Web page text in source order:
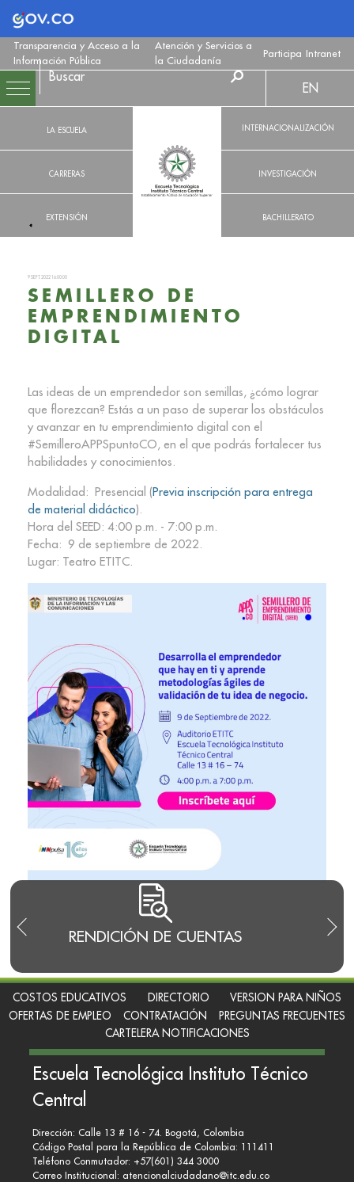
Logo Gobierno de Colombia
Transparencia y Acceso a la
Información Pública
Atención y Servicios a
la Ciudadanía
Participa Intranet
LA ESCUELA
CARRERAS
EXTENSIÓN
EN
INTERNACIONALIZACIÓN
INVESTIGACIÓN
BACHILLERATO
RENDICIÓN DE CUENTAS
9 SEPT. 2022 16:00:00
SEMILLERO DE
EMPRENDIMIENTO
DIGITAL
Las ideas de un emprendedor son semillas, ¿cómo lograr
que florezcan? Estás a un paso de superar los obstáculos
y avanzar en tu emprendimiento digital con el
#SemilleroAPPSpuntoCO, en el que podrás fortalecer tus
habilidades y conocimientos.
Modalidad: Presencial (Previa inscripción para entrega
de material didáctico).
Hora del SEED: 4:00 p.m. - 7:00 p.m.
Fecha: 9 de septiembre de 2022.
Lugar: Teatro ETITC.
COSTOS EDUCATIVOS DIRECTORIO
VERSION PARA NIÑOS
OFERTAS DE EMPLEO
CONTRATACIÓN
PREGUNTAS FRECUENTES
CARTELERA NOTIFICACIONES
Escuela Tecnológica Instituto Técnico
Central
Dirección: Calle 13 # 16 - 74. Bogotá, Colombia
Código Postal para la República de Colombia: 111411
Teléfono Conmutador: +57(601) 344 3000
Correo Institucional: atencionalciudadano@itc.edu.co